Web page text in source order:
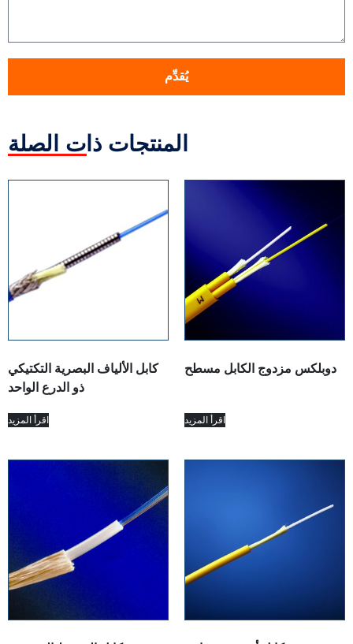
يُقدِّم
المنتجات ذات الصلة
كابل الألياف البصرية التكتيكي
ذو الدرع الواحد
اقرأ المزيد
دوبلكس مزدوج الكابل مسطح
اقرأ المزيد